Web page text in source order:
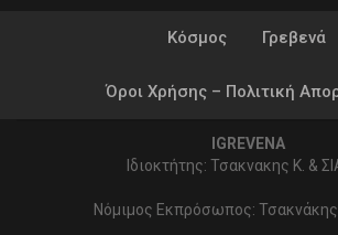
Κόσμος Γρεβενά
Όροι Χρήσης – Πολιτική
IGREVENA
Ιδιοκτήτης: Τσακνακης Κ. &
Νόμιμος Εκπρόσωπος: